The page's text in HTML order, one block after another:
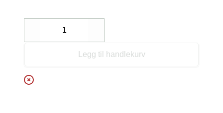
Decrease
Legg til handlekurv